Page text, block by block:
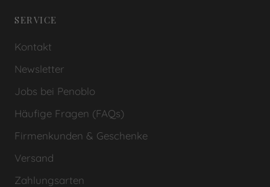
SERVICE
Kontakt
Newsletter
Jobs bei Penoblo
Häufige Fragen (FAQs)
Firmenkunden & Geschenke
Versand
Zahlungsarten